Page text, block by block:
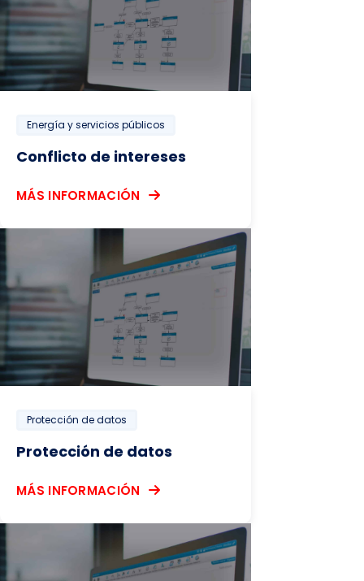
Energía y servicios públicos
Conflicto de intereses
MÁS INFORMACIÓN
Protección de datos
Protección de datos
MÁS INFORMACIÓN